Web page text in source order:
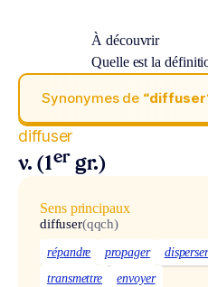
À découvrir
Quelle est la
Synonymes de
diffuser
v. (1er gr.)
Sens principaux
diffuser(qqch)
répandre propager
transmettre
envoyer